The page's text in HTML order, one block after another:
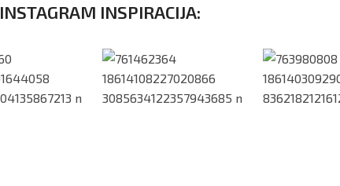
INSTAGRAM INSPIRACIJA: